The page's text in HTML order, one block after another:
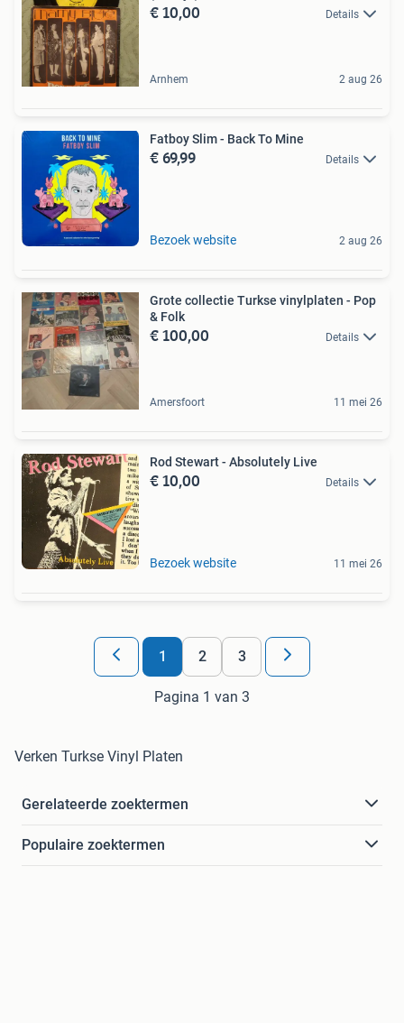
€ 10,00 Details
Arnhem 2 aug 26
Fatboy Slim - Back To Mine
€ 69,99 Details
Bezoek website 2 aug 26
Grote collectie Turkse vinylplaten - Pop
& Folk
€ 100,00 Details
Amersfoort 11 mei 26
Rod Stewart - Absolutely Live
€ 10,00 Details
Bezoek website 11 mei 26
1 2 3
Pagina 1 van 3
Verken Turkse Vinyl Platen
Gerelateerde zoektermen
Populaire zoektermen